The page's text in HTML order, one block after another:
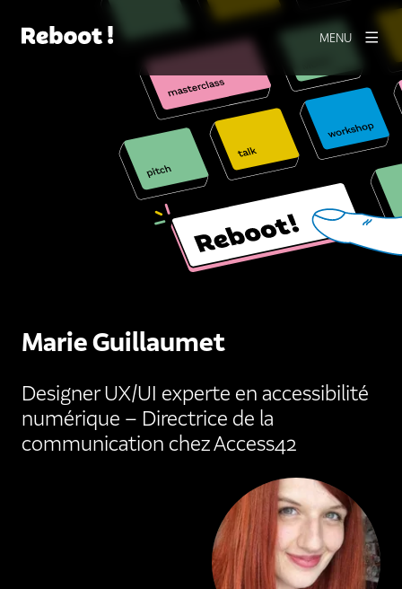
MENU
Marie Guillaumet
Designer UX/UI experte en accessibilité
numérique – Directrice de la
communication chez Access42
Agrandir